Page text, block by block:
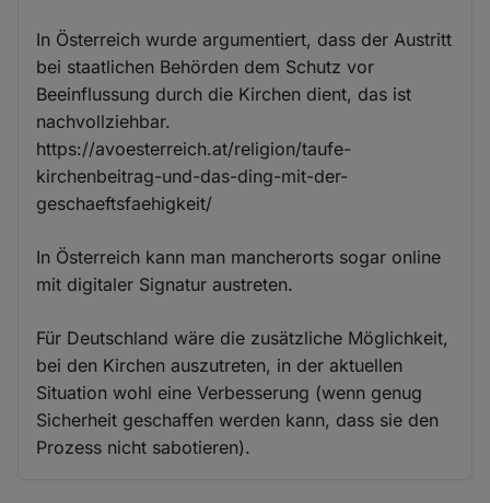
In Österreich wurde argumentiert, dass der Austritt
bei staatlichen Behörden dem Schutz vor
Beeinflussung durch die Kirchen dient, das ist
nachvollziehbar.
https://avoesterreich.at/religion/taufe-
kirchenbeitrag-und-das-ding-mit-der-
geschaeftsfaehigkeit/
In Österreich kann man mancherorts sogar online
mit digitaler Signatur austreten.
Für Deutschland wäre die zusätzliche Möglichkeit,
bei den Kirchen auszutreten, in der aktuellen
Situation wohl eine Verbesserung (wenn genug
Sicherheit geschaffen werden kann, dass sie den
Prozess nicht sabotieren).